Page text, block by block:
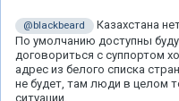
@blackbeard
Казахстана
По умолчанию доступны
договориться с суппортом
адрес из белого списка
не будет, там люди в целом
ситуации.